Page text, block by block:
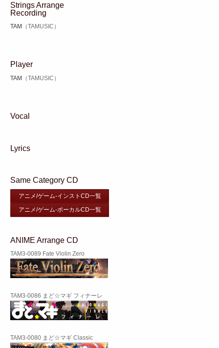
Strings Arrange
Recording
TAM （TAMUSIC）
Player
TAM （TAMUSIC）
Vocal
Lyrics
Same Category CD
アニメ/ゲーム-インストCD一覧
アニメ/ゲーム-ボーカルCD一覧
ANIME Arrange CD
TAM3-0089 Fate Violin Zero
TAM3-0086 まど☆マギ フィナーレ
TAM3-0080 まど☆マギ Classic